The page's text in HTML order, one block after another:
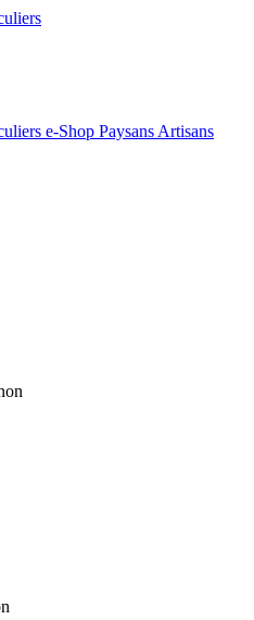
e-Shop Paysans Artisans